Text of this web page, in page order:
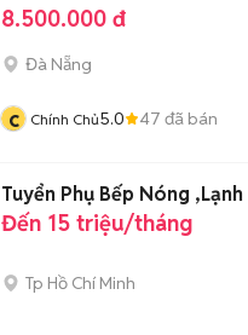
8.500.000 đ
Đà Nẵng
c Chính Chủ5.0 47 đã bán
Đến 15 triệu/tháng
Tp Hồ Chí Minh